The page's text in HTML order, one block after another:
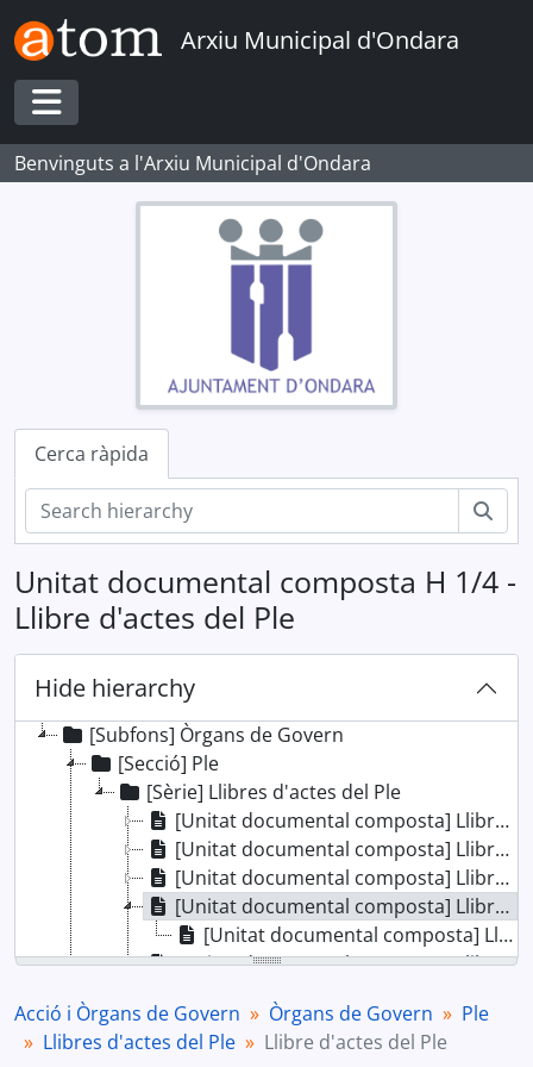
Skip to main content
Arxiu Municipal d'Ondara
Toggle navigation
Benvinguts a l'Arxiu Municipal d'Ondara
Cerca ràpida
Unitat documental composta H 1/4 -
Llibre d'actes del Ple
Hide hierarchy
[Fons] Acció i Òrgans de Govern
[Subfons] Òrgans de Govern
[Secció] Ple
[Sèrie] Llibres d'actes del Ple
[Unitat documental composta] Llibre d'actes del Ple
[Unitat documental composta] Llibre d'actes del Ple
[Unitat documental composta] Llibre d'actes del Ple
[Unitat documental composta] Llibre d'actes del Ple
[Unitat documental composta] Llibre d'actes del Ple (1926-1929)
[Unitat documental composta] Llibre d'actes del Ple
[Unitat documental composta] Llibre d'actes del Ple
[Unitat documental composta] Llibre d'actes del Ple
Acció i Òrgans de Govern Òrgans de Govern
Ple
Llibres d'actes del Ple
Llibre d'actes del Ple